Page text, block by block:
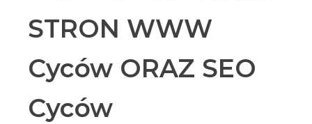
STRON WWW
Cyców ORAZ SEO
Cyców